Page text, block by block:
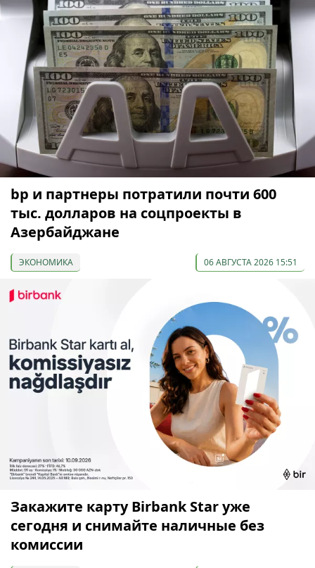
bp и партнеры потратили почти 600
тыс. долларов на соцпроекты в
Азербайджане
ЭКОНОМИКА 06 АВГУСТА 2026 15:51
Закажите карту Birbank Star уже
сегодня и снимайте наличные без
комиссии